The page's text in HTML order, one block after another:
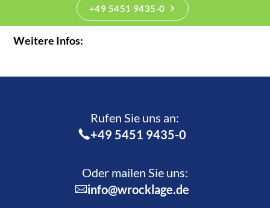
+49 5451 9435-0
Weitere Infos:
Rufen Sie uns an:­
+49 5451 9435-0
Oder mailen Sie uns:
info@wrocklage.de